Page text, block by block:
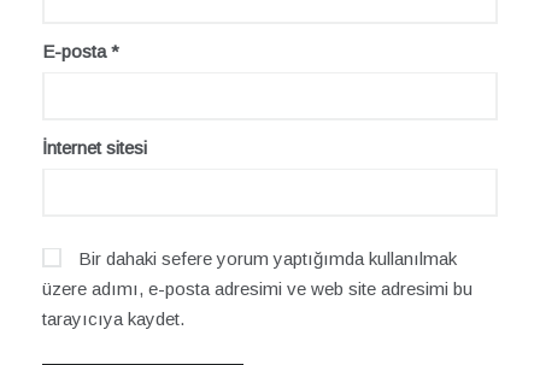
E-posta*
İnternet sitesi
Bir dahaki sefere yorum yaptığımda kullanılmak
üzere adımı, e-posta adresimi ve web site adresimi bu
tarayıcıya kaydet.